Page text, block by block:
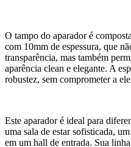
O tampo do aparador é
com 10mm de espessura, que
transparência, mas também
aparência clean e elegante. A
robustez, sem comprometer a
Este aparador é ideal para
uma sala de estar sofisticada,
em um hall de entrada. Sua